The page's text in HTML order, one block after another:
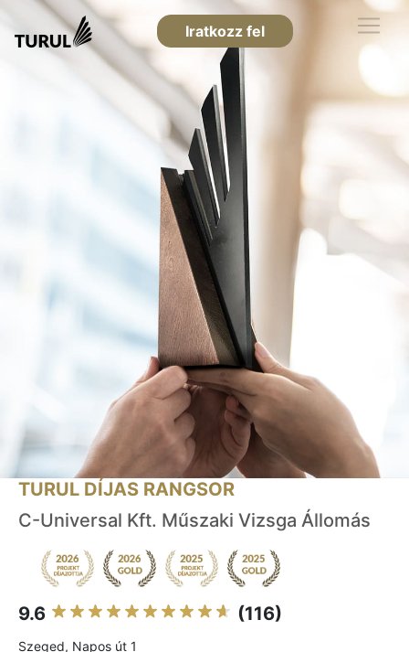
Iratkozz fel
TURUL DÍJAS RANGSOR
C-Universal Kft. Műszaki Vizsga Állomás
9.6 (116)
Szeged, Napos út 1